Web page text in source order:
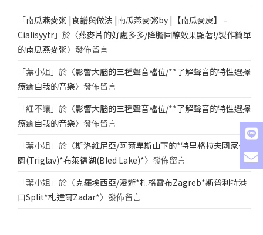
「南瓜燕麥粥 |食譜與做法 |南瓜燕麥粥by |【南瓜麥皮】 -
Cialisyytr 」於〈燕麥片的好處多多/降膽固醇效果顯著!/製作簡單
的南瓜燕麥粥〉發佈留言
「葉小姐 」於〈影響大腦的三種聲音檔位/**了解聲音的特性選擇
療癒自我的音樂〉發佈留言
「紅不讓 」於〈影響大腦的三種聲音檔位/**了解聲音的特性選擇
療癒自我的音樂〉發佈留言
「葉小姐 」於〈斯洛維尼亞/阿爾卑斯山下的*特里格拉夫國家公
園(Triglav)*布萊德湖(Bled Lake)*〉發佈留言
「葉小姐 」於〈克羅埃西亞/漫遊*札格雷布Zagreb*斯普利特港
口Split*札達爾Zadar*〉發佈留言